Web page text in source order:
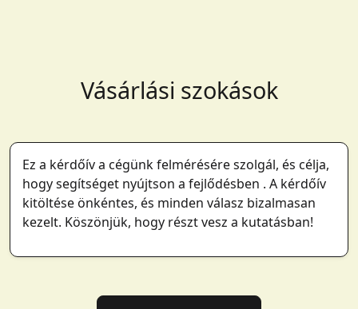
Vásárlási szokások
Ez a kérdőív a cégünk felmérésére szolgál, és célja,
hogy segítséget nyújtson a fejlődésben . A kérdőív
kitöltése önkéntes, és minden válasz bizalmasan
kezelt. Köszönjük, hogy részt vesz a kutatásban!